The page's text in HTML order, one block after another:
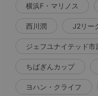
横浜F・マリノス
西川潤 J2リー
ジェフユナイテッド市
ちばぎんカップ
ヨハン・クライフ